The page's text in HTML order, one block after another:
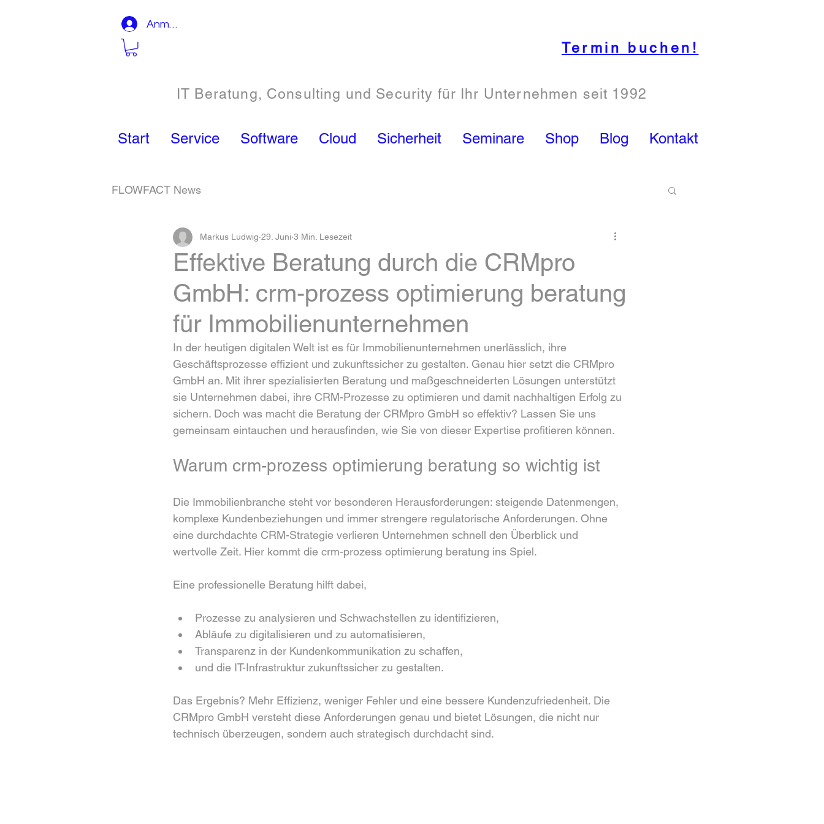
Start Service Software Cloud Sicherheit Seminare Shop Blog Kontakt
IT Beratung, Consulting und Security für Ihr Unternehmen seit 1992
Termin buchen!
Anmelden
FLOWFACT News
Effektive Beratung durch die CRMpro
GmbH: crm-prozess optimierung beratung
für Immobilienunternehmen
Markus Ludwig 29. Juni 3 Min. Lesezeit
In der heutigen digitalen Welt ist es für Immobilienunternehmen unerlässlich, ihre
Geschäftsprozesse effizient und zukunftssicher zu gestalten. Genau hier setzt die CRMpro
GmbH an. Mit ihrer spezialisierten Beratung und maßgeschneiderten Lösungen unterstützt
sie Unternehmen dabei, ihre CRM-Prozesse zu optimieren und damit nachhaltigen Erfolg zu
sichern. Doch was macht die Beratung der CRMpro GmbH so effektiv? Lassen Sie uns
gemeinsam eintauchen und herausfinden, wie Sie von dieser Expertise profitieren können.
Warum crm-prozess optimierung beratung so wichtig ist
Die Immobilienbranche steht vor besonderen Herausforderungen: steigende Datenmengen,
komplexe Kundenbeziehungen und immer strengere regulatorische Anforderungen. Ohne
eine durchdachte CRM-Strategie verlieren Unternehmen schnell den Überblick und
wertvolle Zeit. Hier kommt die crm-prozess optimierung beratung ins Spiel.
Eine professionelle Beratung hilft dabei,
Prozesse zu analysieren und Schwachstellen zu identifizieren,
Abläufe zu digitalisieren und zu automatisieren,
Transparenz in der Kundenkommunikation zu schaffen,
und die IT-Infrastruktur zukunftssicher zu gestalten.
Das Ergebnis? Mehr Effizienz, weniger Fehler und eine bessere Kundenzufriedenheit. Die
CRMpro GmbH versteht diese Anforderungen genau und bietet Lösungen, die nicht nur
technisch überzeugen, sondern auch strategisch durchdacht sind.